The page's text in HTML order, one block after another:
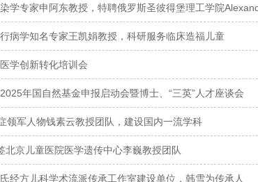
学专家申阿东教授，特聘俄罗斯圣彼得堡理工学院
病学知名专家王凯娟教授，科研服务临床造福儿童
学创新转化培训会
年国自然基金申报启动会暨博士、“三英”人才座谈会
领军人物钱素云教授团队，建设国内一流学科
北京儿童医院医学遗传中心李巍教授团队
经方儿科学术流派传承工作室建设单位，韩雪为传承人